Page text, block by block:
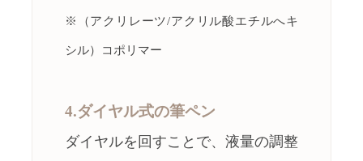
※（アクリレーツ/アクリル酸エチルへキ
シル）コポリマー
4.ダイヤル式の筆ペン
ダイヤルを回すことで、液量の調整